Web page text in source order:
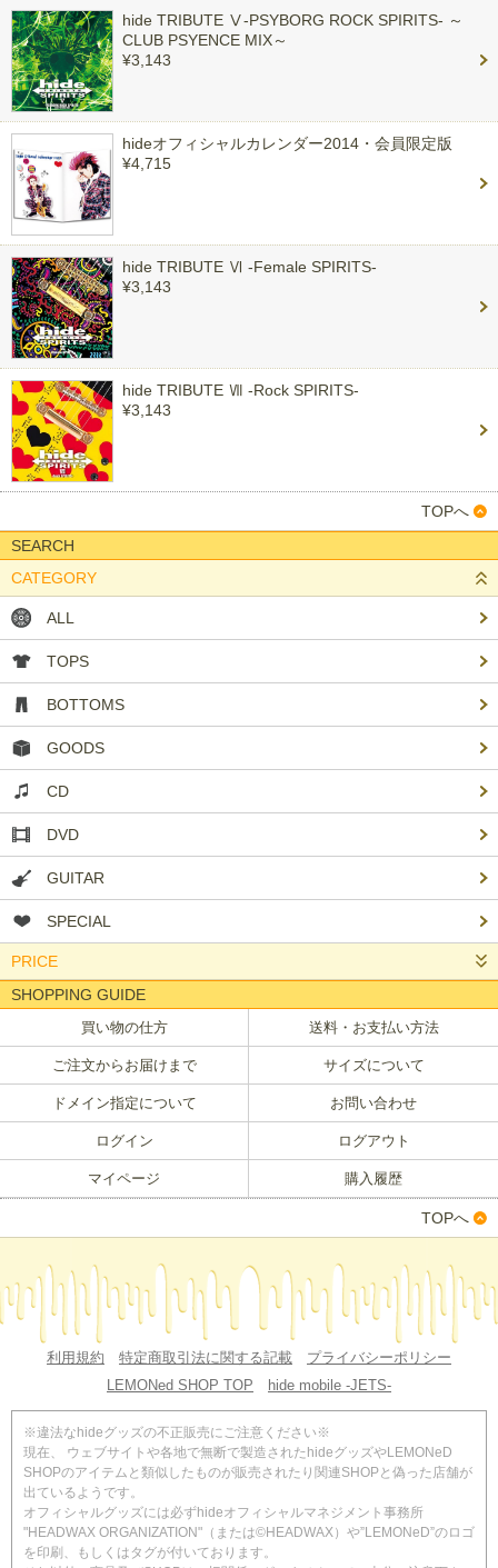
hide TRIBUTE Ⅴ-PSYBORG ROCK SPIRITS- ～
CLUB PSYENCE MIX～
¥3,143
hideオフィシャルカレンダー2014・会員限定版
¥4,715
hide TRIBUTE Ⅵ -Female SPIRITS-
¥3,143
hide TRIBUTE Ⅶ -Rock SPIRITS-
¥3,143
TOPへ
SEARCH
CATEGORY
ALL
TOPS
BOTTOMS
GOODS
CD
DVD
GUITAR
SPECIAL
PRICE
SHOPPING GUIDE
買い物の仕方 送料・お支払い方法
ご注文からお届けまで サイズについて
ドメイン指定について お問い合わせ
ログイン ログアウト
マイページ 購入履歴
TOPへ
利用規約 特定商取引法に関する記載
プライバシーポリシー
LEMONed SHOP TOP
hide mobile -JETS-
※違法なhideグッズの不正販売にご注意ください※
現在、 ウェブサイトや各地で無断で製造されたhideグッズやLEMONeD
SHOPのアイテムと類似したものが販売されたり関連SHOPと偽った店舗が
出ているようです。
オフィシャルグッズには必ずhideオフィシャルマネジメント事務所
"HEADWAX ORGANIZATION"（または©HEADWAX）や”LEMONeD”のロゴ
を印刷、もしくはタグが付いております。